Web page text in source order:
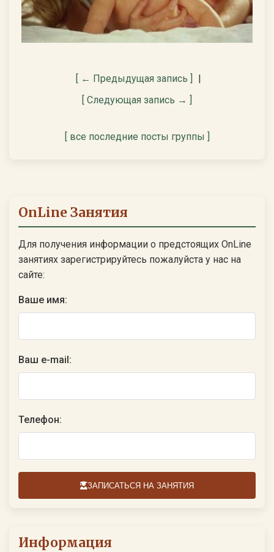
[ ← Предыдущая запись ]
[ Следующая запись → ]
[ все последние посты группы ]
OnLine Занятия
Для получения информации о предстоящих OnLine
занятиях зарегистрируйтесь пожалуйста у нас на
сайте:
Ваше имя:
Ваш e-mail:
Телефон:
ЗАПИСАТЬСЯ НА ЗАНЯТИЯ
Информация